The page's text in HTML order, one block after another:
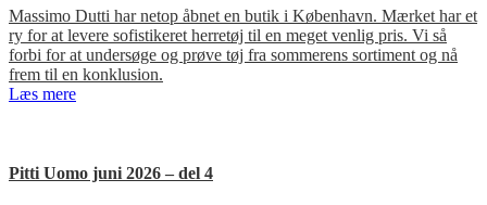
Massimo Dutti har netop åbnet en butik i København. Mærket har et
ry for at levere sofistikeret herretøj til en meget venlig pris. Vi så
forbi for at undersøge og prøve tøj fra sommerens sortiment og nå
frem til en konklusion.
Læs mere
Pitti Uomo juni 2026 – del 4